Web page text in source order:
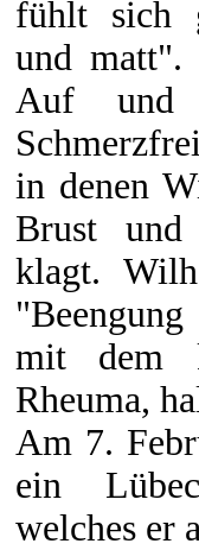
fühlt sich
und matt".
Auf und
in denen
Brust und
klagt.
mit dem
Rheuma,
Am 7.
ein
welches er